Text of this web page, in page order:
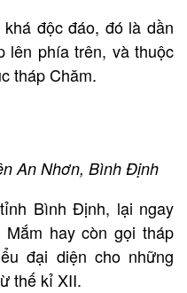
độc đáo, đó là dần
lên phía trên, và thuộc
tháp Chăm.
An Nhơn, Bình Định
Bình Định, lại ngay
hay còn gọi tháp
đại diện cho những
thế kỉ XII.